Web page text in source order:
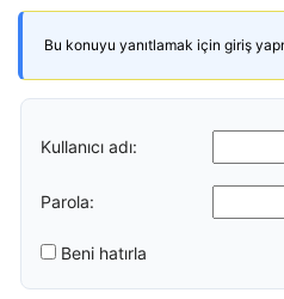
Bu konuyu yanıtlamak için giriş
Kullanıcı adı:
Parola:
Beni hatırla